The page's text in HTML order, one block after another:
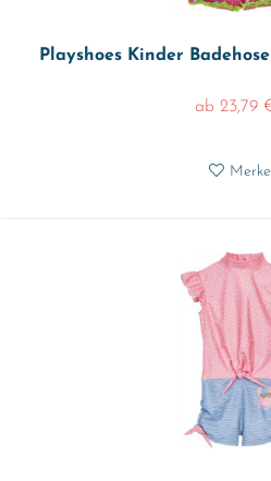
Playshoes Kinder
ab 23,79